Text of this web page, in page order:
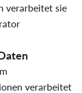
verarbeitet sie
verarbeitet